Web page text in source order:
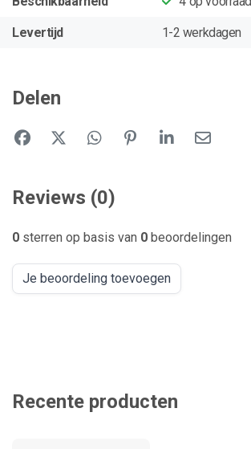
Levertijd 1-2 werkdagen
Delen
Reviews (0)
0 sterren op basis van 0 beoordelingen
Je beoordeling toevoegen
Recente producten